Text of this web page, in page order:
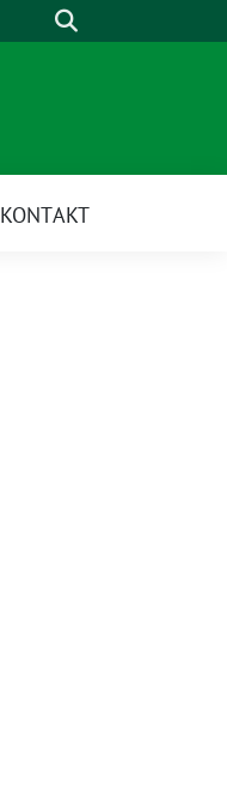
Suche
KONTAKT